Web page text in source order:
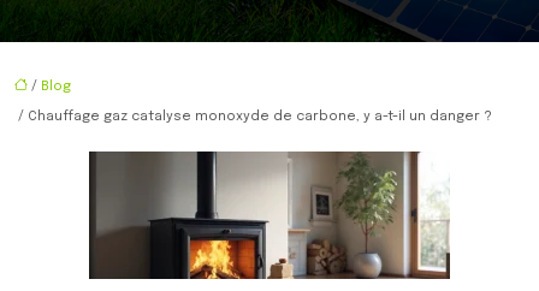
/ Blog
/ Chauffage gaz catalyse monoxyde de carbone, y a-t-il un danger ?